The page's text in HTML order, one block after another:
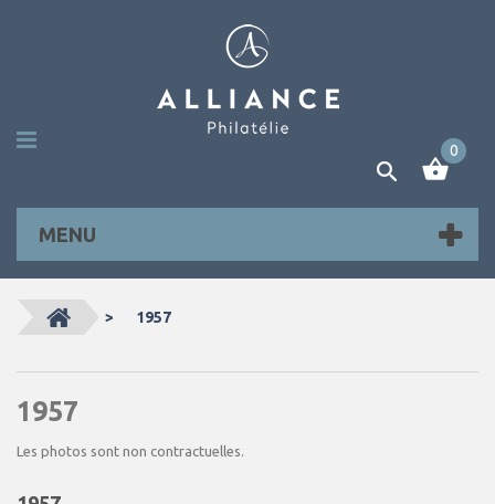
0
MENU
> 1957
1957
Les photos sont non contractuelles.